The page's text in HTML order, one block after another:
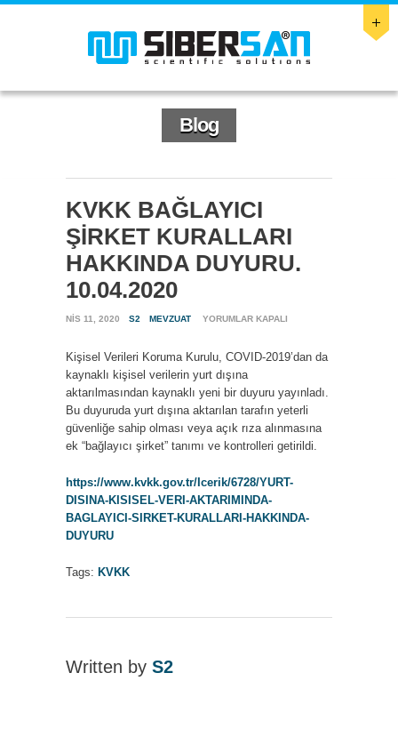
Blog
KVKK BAĞLAYICI
ŞİRKET KURALLARI
HAKKINDA DUYURU.
10.04.2020
NIS 11, 2020 S2 MEVZUAT
KVKK
KURALLARI
HAKKINDA
DUYURU.
IÇIN
YORUMLAR KAPALI
Kişisel Verileri Koruma Kurulu, COVID-2019’dan da
kaynaklı kişisel verilerin yurt dışına
aktarılmasından kaynaklı yeni bir duyuru yayınladı.
Bu duyuruda yurt dışına aktarılan tarafın yeterli
güvenliğe sahip olması veya açık rıza alınmasına
ek “bağlayıcı şirket” tanımı ve kontrolleri getirildi.
https://www.kvkk.gov.tr/Icerik/6728/YURT-
DISINA-KISISEL-VERI-AKTARIMINDA-
BAGLAYICI-SIRKET-KURALLARI-HAKKINDA-
DUYURU
Tags: KVKK
Written by S2